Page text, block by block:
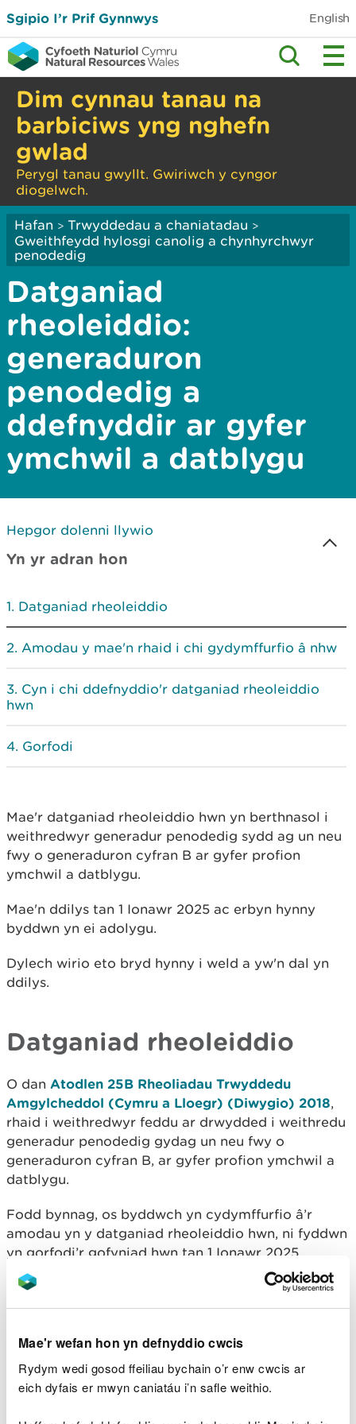
Mae'r wefan hon yn defnyddio cwcis
Rydym wedi gosod ffeiliau bychain o’r enw cwcis ar
eich dyfais er mwyn caniatáu i’n safle weithio.
Sgipio I’r Prif Gynnwys English
Dim cynnau tanau na
barbiciws yng nghefn
gwlad
Perygl tanau gwyllt. Gwiriwch y cyngor
diogelwch.
Hafan > Trwyddedau a chaniatadau >
Gweithfeydd hylosgi canolig a chynhyrchwyr
penodedig
Datganiad
rheoleiddio:
generaduron
penodedig a
ddefnyddir ar gyfer
ymchwil a datblygu
Hepgor dolenni llywio
Yn yr adran hon
Datganiad rheoleiddio
Amodau y mae'n rhaid i chi gydymffurfio â nhw
Cyn i chi ddefnyddio'r datganiad rheoleiddio
hwn
Gorfodi
Mae'r datganiad rheoleiddio hwn yn berthnasol i
weithredwyr generadur penodedig sydd ag un neu
fwy o generaduron cyfran B ar gyfer profion
ymchwil a datblygu.
Mae'n ddilys tan 1 Ionawr 2025 ac erbyn hynny
byddwn yn ei adolygu.
Dylech wirio eto bryd hynny i weld a yw'n dal yn
ddilys.
Datganiad rheoleiddio
O dan Atodlen 25B Rheoliadau Trwyddedu
Amgylcheddol (Cymru a Lloegr) (Diwygio) 2018,
rhaid i weithredwyr feddu ar drwydded i weithredu
generadur penodedig gydag un neu fwy o
generaduron cyfran B, ar gyfer profion ymchwil a
datblygu.
Fodd bynnag, os byddwch yn cydymffurfio â’r
amodau yn y datganiad rheoleiddio hwn, ni fyddwn
yn gorfodi’r gofyniad hwn tan 1 Ionawr 2025.
Rydym wedi cyhoeddi’r datganiad rheoleiddio hwn
oherwydd y risgiau amgylcheddol isel a geir wrth
hefyd yn cydnabod nad yw'n ymarferol nac yn
fuddiol o ran cost addasu'r generaduron hyn i
fodloni gwerthoedd terfyn allyriadau.